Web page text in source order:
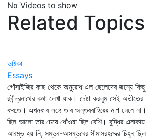
No Videos to show
Related Topics
ভূমিকা
Essays
গোঁসাইজির কাছ থেকে অনুরোধ এল ছেলেদের জন্যে কিছু
রবীন্দ্রনাথের কথা লেখা যাক। চেষ্টা করলুম সেই
করতে। এখনকার সঙ্গে তার অন্তরবাহিরের মাপ মেলে
ছিল আলো তার চেয়ে ধোঁওয়া ছিল বেশি। বুদ্ধির এলাকায়
আরম্ভ হয় নি, সম্ভব-অসম্ভবের সীমাসরহদ্দের চিহ্ন